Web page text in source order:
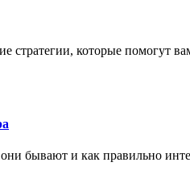
стратегии, которые помогут
бывают и как правильно